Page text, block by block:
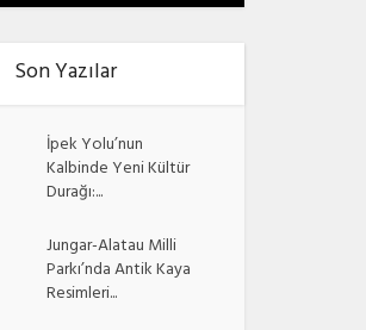
Son Yazılar
İpek Yolu’nun
Kalbinde Yeni Kültür
Durağı:...
Jungar-Alatau Milli
Parkı’nda Antik Kaya
Resimleri...